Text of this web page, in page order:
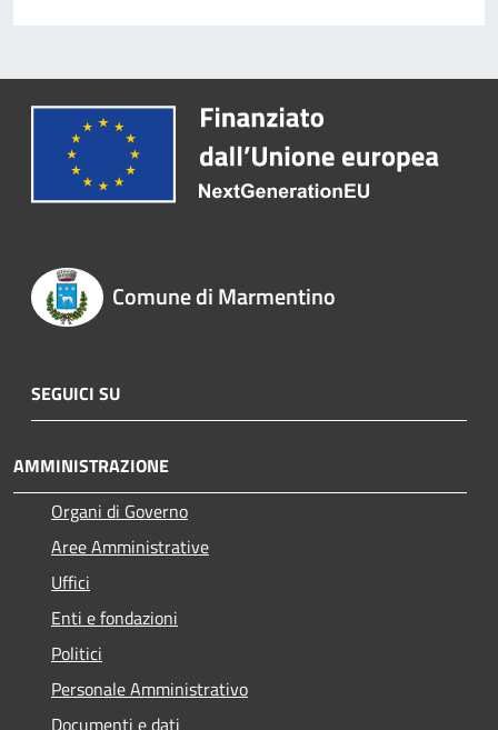
Comune di Marmentino
SEGUICI SU
AMMINISTRAZIONE
Organi di Governo
Aree Amministrative
Uffici
Enti e fondazioni
Politici
Personale Amministrativo
Documenti e dati